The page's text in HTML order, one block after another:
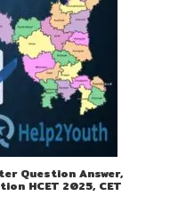
Question Answer,
HCET 2025, CET